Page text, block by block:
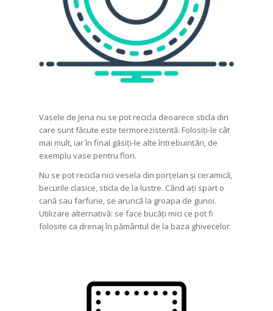
Vasele de Jena nu se pot recicla deoarece sticla din
care sunt făcute este termorezistentă. Folosiți-le cât
mai mult, iar în final găsiți-le alte întrebuințări, de
exemplu vase pentru flori.
Nu se pot recicla nici vesela din porțelan și ceramică,
becurile clasice, sticla de la lustre. Când ați spart o
cană sau farfurie, se aruncă la groapa de gunoi.
Utilizare alternativă: se face bucăți mici ce pot fi
folosite ca drenaj în pământul de la baza ghivecelor.